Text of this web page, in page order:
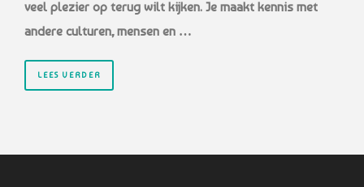
veel plezier op terug wilt kijken. Je maakt kennis met
andere culturen, mensen en …
LEES VERDER